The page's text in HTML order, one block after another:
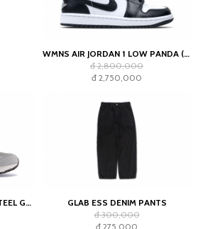
WMNS AIR JORDAN 1 LOW PANDA (2023)
đ 2,800,000
đ 2,750,000
NEW BALANCE 2002RST 'STEEL GREY'
GLAB ESS DENIM PANTS
đ 300,000
đ 275,000